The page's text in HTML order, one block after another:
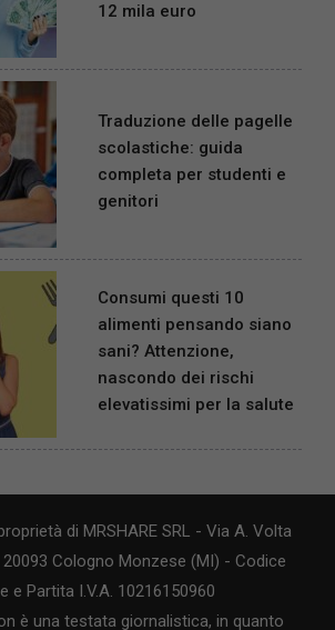
12 mila euro
Traduzione delle pagelle
scolastiche: guida
completa per studenti e
genitori
Consumi questi 10
alimenti pensando siano
sani? Attenzione,
nascondo dei rischi
elevatissimi per la salute
di MRSHARE SRL - Via A. Volta
Cologno Monzese (MI) - Codice
e Partita I.V.A. 10216150960
è una testata giornalistica, in quanto